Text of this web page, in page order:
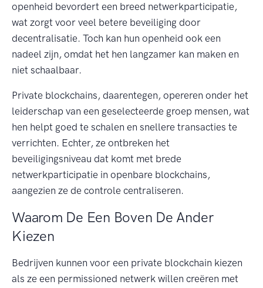
openheid bevordert een breed netwerkparticipatie,
wat zorgt voor veel betere beveiliging door
decentralisatie. Toch kan hun openheid ook een
nadeel zijn, omdat het hen langzamer kan maken en
niet schaalbaar.
Private blockchains, daarentegen, opereren onder het
leiderschap van een geselecteerde groep mensen, wat
hen helpt goed te schalen en snellere transacties te
verrichten. Echter, ze ontbreken het
beveiligingsniveau dat komt met brede
netwerkparticipatie in openbare blockchains,
aangezien ze de controle centraliseren.
Waarom De Een Boven De Ander
Kiezen
Bedrijven kunnen voor een private blockchain kiezen
als ze een permissioned netwerk willen creëren met